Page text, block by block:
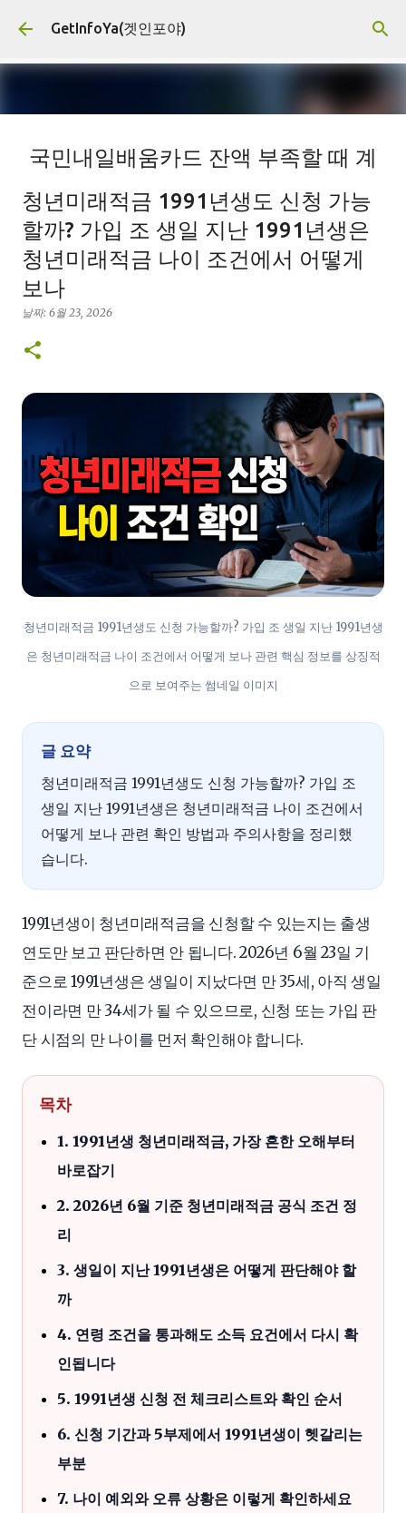
기본 콘텐츠로 건너뛰기
GetInfoYa(겟인포야)
국민내일배움카드 잔액 부족할 때 계
좌한도 추가지원 신청 대상과 서류
날짜:8월 03, 2026 계좌한도추가지원 고용센터방문 고용지원
국민내일배움카드 내일배움카드잔액 직업훈련지원 필요서류
청년미래적금 1991년생도 신청 가능
할까? 가입 조 생일 지난 1991년생은
청년미래적금 나이 조건에서 어떻게
보나
날짜: 6월 23, 2026
청년미래적금 1991년생도 신청 가능할까? 가입 조 생일 지난 1991년생
은 청년미래적금 나이 조건에서 어떻게 보나 관련 핵심 정보를 상징적
으로 보여주는 썸네일 이미지
글 요약
청년미래적금 1991년생도 신청 가능할까? 가입 조
생일 지난 1991년생은 청년미래적금 나이 조건에서
어떻게 보나 관련 확인 방법과 주의사항을 정리했
습니다.
1991년생이 청년미래적금을 신청할 수 있는지는 출생
연도만 보고 판단하면 안 됩니다. 2026년 6월 23일 기
준으로 1991년생은 생일이 지났다면 만 35세, 아직 생일
전이라면 만 34세가 될 수 있으므로, 신청 또는 가입 판
단 시점의 만 나이를 먼저 확인해야 합니다.
목차
1. 1991년생 청년미래적금, 가장 흔한 오해부터
바로잡기
2. 2026년 6월 기준 청년미래적금 공식 조건 정
리
3. 생일이 지난 1991년생은 어떻게 판단해야 할
까
4. 연령 조건을 통과해도 소득 요건에서 다시 확
인됩니다
5. 1991년생 신청 전 체크리스트와 확인 순서
6. 신청 기간과 5부제에서 1991년생이 헷갈리는
부분
7. 나이 예외와 오류 상황은 이렇게 확인하세요